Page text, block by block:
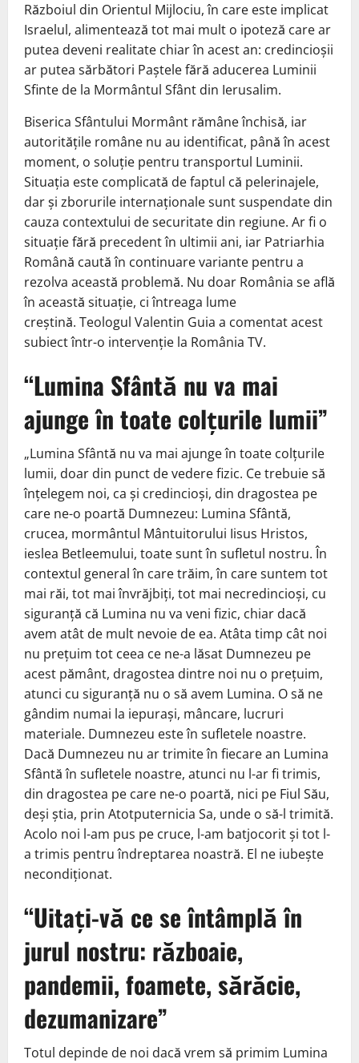
Războiul din Orientul Mijlociu, în care este implicat
Israelul, alimentează tot mai mult o ipoteză care ar
putea deveni realitate chiar în acest an: credincioșii
ar putea sărbători Paștele fără aducerea Luminii
Sfinte de la Mormântul Sfânt din Ierusalim.
Biserica Sfântului Mormânt rămâne închisă, iar
autoritățile române nu au identificat, până în acest
moment, o soluție pentru transportul Luminii.
Situația este complicată de faptul că pelerinajele,
dar și zborurile internaționale sunt suspendate din
cauza contextului de securitate din regiune. Ar fi o
situație fără precedent în ultimii ani, iar Patriarhia
Română caută în continuare variante pentru a
rezolva această problemă. Nu doar România se află
în această situație, ci întreaga lume
creștină. Teologul Valentin Guia a comentat acest
subiect într-o intervenție la România TV.
“Lumina Sfântă nu va mai
ajunge în toate colțurile lumii”
„Lumina Sfântă nu va mai ajunge în toate colțurile
lumii, doar din punct de vedere fizic. Ce trebuie să
înțelegem noi, ca și credincioși, din dragostea pe
care ne-o poartă Dumnezeu: Lumina Sfântă,
crucea, mormântul Mântuitorului Iisus Hristos,
ieslea Betleemului, toate sunt în sufletul nostru. În
contextul general în care trăim, în care suntem tot
mai răi, tot mai învrăjbiți, tot mai necredincioși, cu
siguranță că Lumina nu va veni fizic, chiar dacă
avem atât de mult nevoie de ea. Atâta timp cât noi
nu prețuim tot ceea ce ne-a lăsat Dumnezeu pe
acest pământ, dragostea dintre noi nu o prețuim,
atunci cu siguranță nu o să avem Lumina. O să ne
gândim numai la iepurași, mâncare, lucruri
materiale. Dumnezeu este în sufletele noastre.
Dacă Dumnezeu nu ar trimite în fiecare an Lumina
Sfântă în sufletele noastre, atunci nu l-ar fi trimis,
din dragostea pe care ne-o poartă, nici pe Fiul Său,
deși știa, prin Atotputernicia Sa, unde o să-l trimită.
Acolo noi l-am pus pe cruce, l-am batjocorit și tot l-
a trimis pentru îndreptarea noastră. El ne iubește
necondiționat.
“Uitați-vă ce se întâmplă în
jurul nostru: războaie,
pandemii, foamete, sărăcie,
dezumanizare”
Totul depinde de noi dacă vrem să primim Lumina